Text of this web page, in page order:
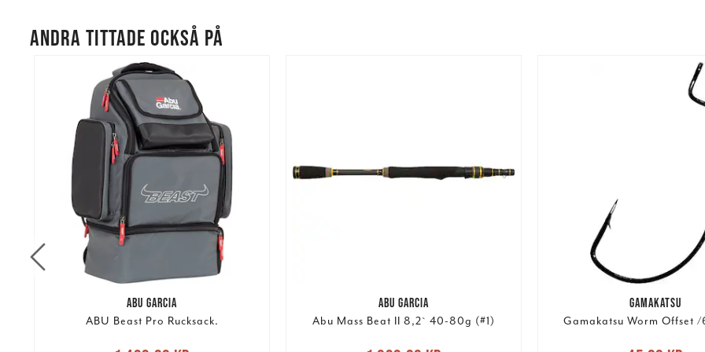
ANDRA TITTADE OCKSÅ PÅ
ABU GARCIA
ABU Beast Pro Rucksack.
Nuvarande pris
ABU GARCIA
Abu Mass Beat II 8,2` 40-80g (#1)
Nuvarande pris
GAMAKATSU
Gamakatsu Worm Offset /